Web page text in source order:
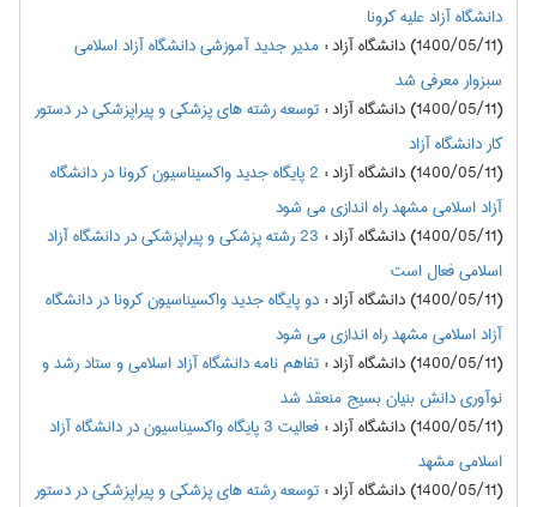
دانشگاه آزاد علیه کرونا
(1400/05/11) دانشگاه آزاد
:مدیر جدید آموزشی دانشگاه آزاد اسلامی
سبزوار معرفی شد
(1400/05/11) دانشگاه آزاد
:توسعه رشته های پزشکی و پیراپزشکی در دستور
کار دانشگاه آزاد
(1400/05/11) دانشگاه آزاد
:
2 پایگاه جدید واکسیناسیون کرونا در دانشگاه
آزاد اسلامی مشهد راه اندازی می شود
(1400/05/11) دانشگاه آزاد
:
23 رشته پزشکی و پیراپزشکی در دانشگاه آزاد
اسلامی فعال است
(1400/05/11) دانشگاه آزاد
:دو پایگاه جدید واکسیناسیون کرونا در دانشگاه
آزاد اسلامی مشهد راه اندازی می شود
(1400/05/11) دانشگاه آزاد
:تفاهم نامه دانشگاه آزاد اسلامی و ستاد رشد و
نوآوری دانش بنیان بسیج منعقد شد
(1400/05/11) دانشگاه آزاد
:
فعالیت 3 پایگاه واکسیناسیون در دانشگاه آزاد
اسلامی مشهد
(1400/05/11) دانشگاه آزاد
:توسعه رشته های پزشکی و پیراپزشکی در دستور